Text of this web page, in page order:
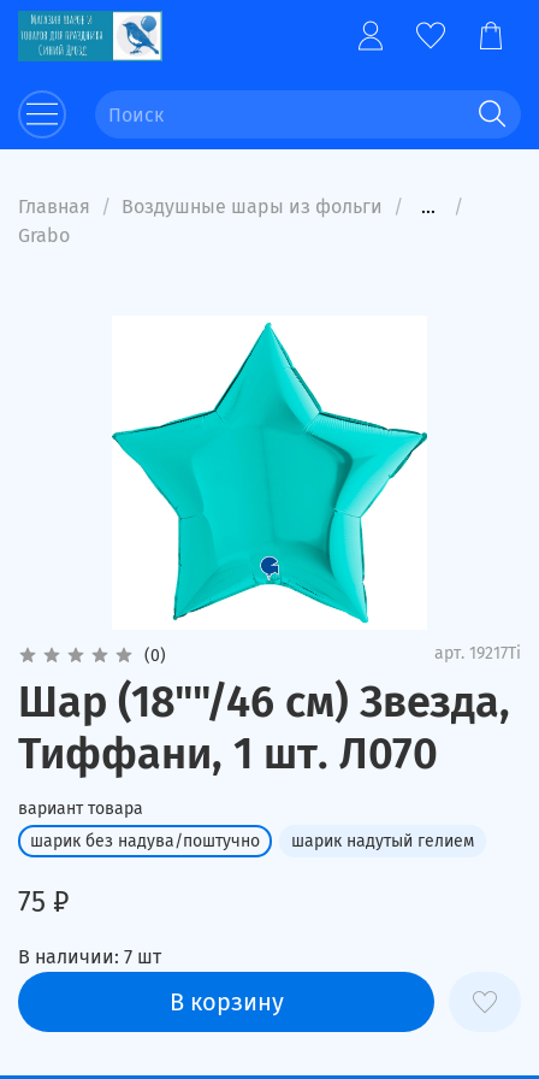
Главная Воздушные шары из фольги
...
Grabo
(0) арт. 19217Ti
Шар (18""/46 см) Звезда,
Тиффани, 1 шт. Л070
вариант товара
шарик без надува/поштучно
шарик надутый гелием
75 ₽
В наличии: 7 шт
В корзину